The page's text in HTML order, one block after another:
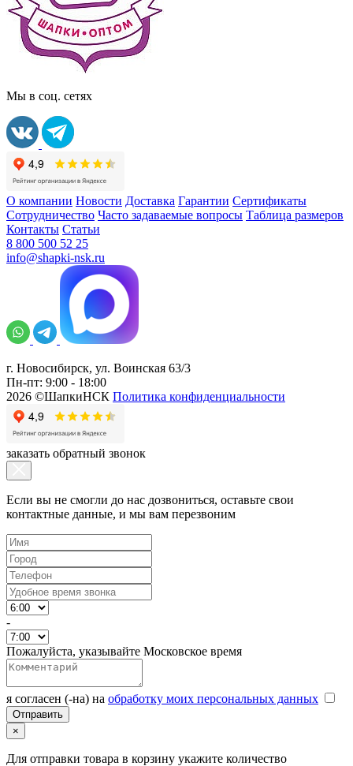
Мы в соц. сетях
О компании Новости Доставка Гарантии Сертификаты
Сотрудничество Часто задаваемые вопросы Таблица размеров
Контакты Статьи
8 800 500 52 25
info@shapki-nsk.ru
г. Новосибирск, ул. Воинская 63/3
Пн-пт: 9:00 - 18:00
2026 ©ШапкиНСК Политика конфиденциальности
заказать обратный звонок
Если вы не смогли до нас дозвониться, оставьте свои
контактные данные, и мы вам перезвоним
-
Пожалуйста, указывайте Московское время
я согласен (-на) на обработку моих персональных данных
×
Для отправки товара в корзину укажите количество